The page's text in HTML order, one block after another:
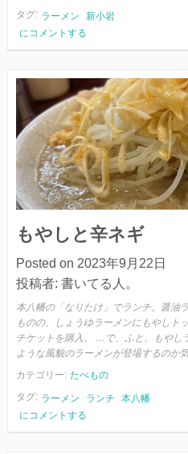
タグ: ラーメン
新小岩
ち
ゃ
系
ラ
ー
メ
ン
と
チ
ャ
ー
ュ
ー
にコメントする
もやしと辛ネギ
Posted on 2023年9月22日
投稿者: 書いてる人。
本八幡の「なりたけ」でランチ。醤油
ものの、しょうゆラーメンにもやしト
チケットを購入。 …で、ふと、もやし
ような風貌のラーメンが登場するのか
カテゴリー: たべもの
タグ: ラーメン ランチ
本八幡
も
や
にコメントする